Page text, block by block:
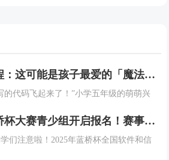
无人机编程：这可能是孩子最爱的「魔法课」！
的代码飞起来了！”小学五年级的萌萌兴
这不是科幻电影中的场景，而是发生在2025年蓝桥杯大赛青少组开启报名！赛事详情及注册指南请查收
们注意啦！2025年蓝桥杯全国软件和信